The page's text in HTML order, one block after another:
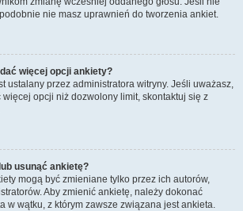
nie masz uprawnień do tworzenia ankiet.
więcej opcji ankiety?
ustalany przez administratora witryny. Jeśli uważasz,
opcji niż dozwolony limit, skontaktuj się z
usunąć ankietę?
mogą być zmieniane tylko przez ich autorów,
Aby zmienić ankietę, należy dokonać
w wątku, z którym zawsze związana jest ankieta.